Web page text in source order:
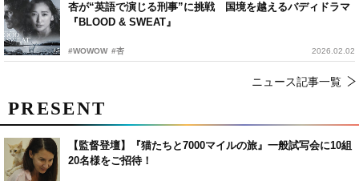
杏が“英語で演じる刑事”に挑戦 国境を越えるバディドラマ
『BLOOD & SWEAT』
#WOWOW #杏 2026.02.02
ニュース記事一覧
PRESENT
【監督登壇】『猫たちと7000マイルの旅』一般試写会に10組
20名様をご招待！